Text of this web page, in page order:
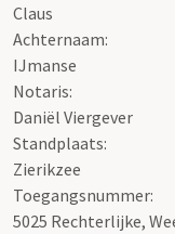
Claus
Achternaam:
IJmanse
Notaris:
Daniël Viergever
Standplaats:
Zierikzee
Toegangsnummer:
5025 Rechterlijke,